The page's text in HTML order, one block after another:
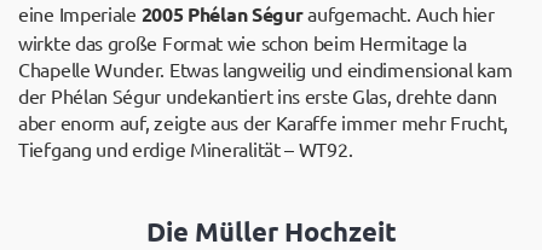
eine Imperiale 2005 Phélan Séguraufgemacht. Auch hier
wirkte das große Format wie schon beim Hermitage la
Chapelle Wunder. Etwas langweilig und eindimensional kam
der Phélan Ségur undekantiert ins erste Glas, drehte dann
aber enorm auf, zeigte aus der Karaffe immer mehr Frucht,
Tiefgang und erdige Mineralität – WT92.
Die Müller Hochzeit